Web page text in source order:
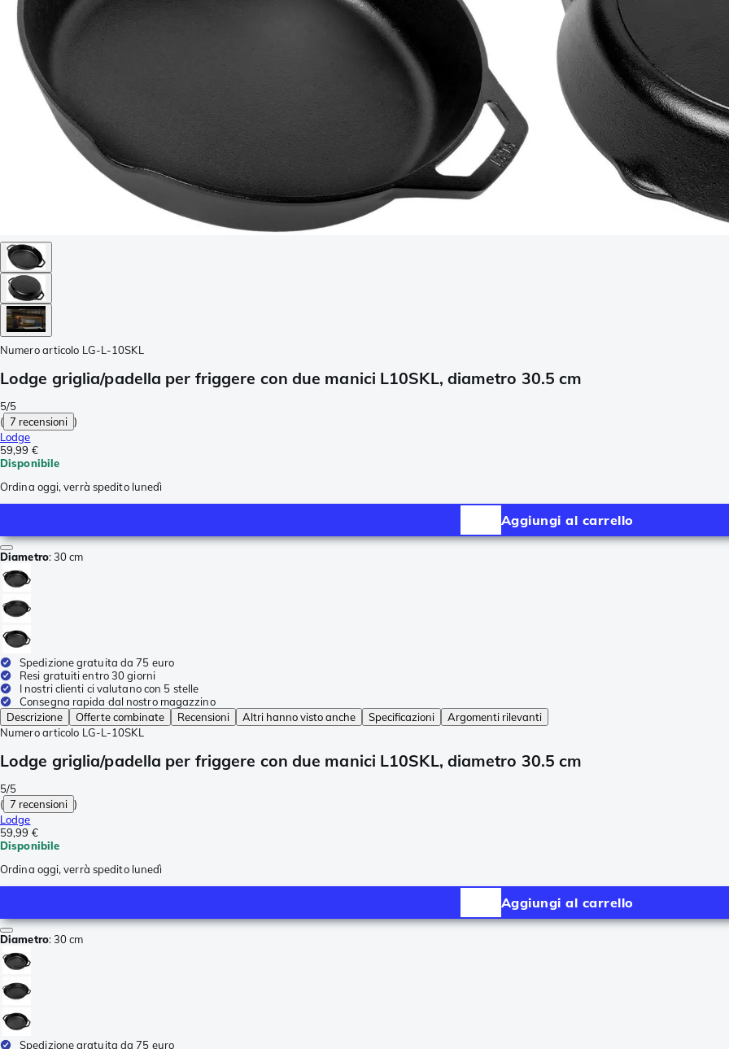
Numero articolo LG-L-10SKL
Lodge griglia/padella per friggere con due manici L10SKL, diametro 30.5 cm
5/5
( 7 recensioni )
Lodge
59,99 €
Disponibile
Ordina oggi, verrà spedito lunedì
Aggiungi al carrello
Diametro:30 cm
Spedizione gratuita da 75 euro
Resi gratuiti entro 30 giorni
I nostri clienti ci valutano con 5 stelle
Consegna rapida dal nostro magazzino
Descrizione
Offerte combinate Recensioni Altri hanno visto anche Specificazioni
Argomenti rilevanti
Numero articolo LG-L-10SKL
Lodge griglia/padella per friggere con due manici L10SKL, diametro 30.5 cm
5/5
( 7 recensioni )
Lodge
59,99 €
Disponibile
Ordina oggi, verrà spedito lunedì
Aggiungi al carrello
Diametro:30 cm
Spedizione gratuita da 75 euro